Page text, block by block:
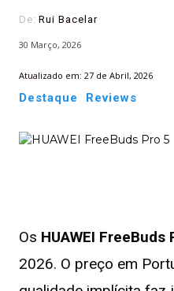
De: Rui Bacelar
30 Março, 2026
Atualizado em: 27 de Abril, 2026
Destaque Reviews
Os HUAWEI FreeBuds
2026. O preço em